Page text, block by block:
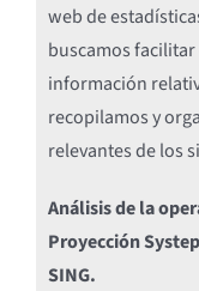
web de
buscamos facilitar
información
recopilamos y
relevantes de los
Análisis de la
Proyección
SING.